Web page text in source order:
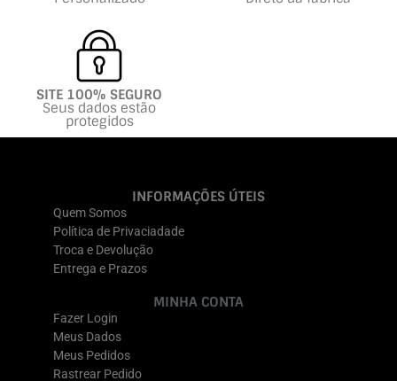
SITE 100% SEGURO
Seus dados estão
protegidos
INFORMAÇÕES ÚTEIS
Quem Somos
Política de Privaciadade
Troca e Devolução
Entrega e Prazos
MINHA CONTA
Fazer Login
Meus Dados
Meus Pedidos
Rastrear Pedido